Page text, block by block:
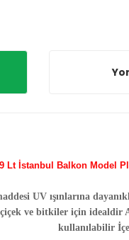
9 Lt İstanbul Balkon Model
UV ışınlarına
ve bitkiler için idealdir
kullanılabilir